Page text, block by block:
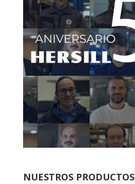
NUESTROS PRODUCTOS